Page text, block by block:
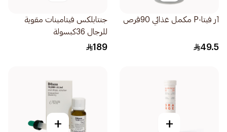
آر فيتا-P مكمل غذائي 90قرص
49.5
جنتابلكس فيتامينات مقوية
للرجال 36كبسولة
189
+
+